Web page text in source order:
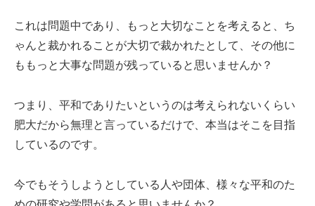
これは問題中であり、もっと大切なことを考えると、ち
ゃんと裁かれることが大切で裁かれたとして、その他に
ももっと大事な問題が残っていると思いませんか？
つまり、平和でありたいというのは考えられないくらい
肥大だから無理と言っているだけで、本当はそこを目指
しているのです。
今でもそうしようとしている人や団体、様々な平和のた